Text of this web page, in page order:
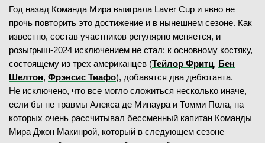
Год назад Команда Мира выиграла Laver Cup и явно не
прочь повторить это достижение и в нынешнем сезоне. Как
известно, состав участников регулярно меняется, и
розыгрыш-2024 исключением не стал: к основному костяку,
состоящему из трех американцев (Тейлор Фритц, Бен
Шелтон, Фрэнсис Тиафо), добавятся два дебютанта.
Не исключено, что все могло сложиться несколько иначе,
если бы не травмы Алекса де Минаура и Томми Пола, на
которых очень рассчитывал бессменный капитан Команды
Мира Джон Макинрой, который в следующем сезоне